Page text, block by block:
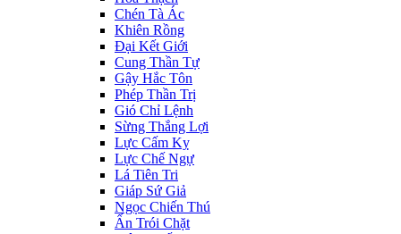
Chén Tà Ác
Khiên Rồng
Đại Kết Giới
Cung Thần Tự
Gậy Hắc Tôn
Phép Thần Trị
Gió Chỉ Lệnh
Sừng Thắng Lợi
Lực Cấm Kỵ
Lực Chế Ngự
Lá Tiên Tri
Giáp Sứ Giả
Ngọc Chiến Thú
Ấn Trói Chặt